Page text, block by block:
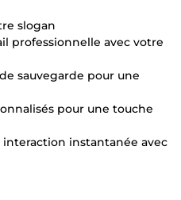
slogan
professionnelle avec votre
sauvegarde pour une
pour une touche
instantanée avec